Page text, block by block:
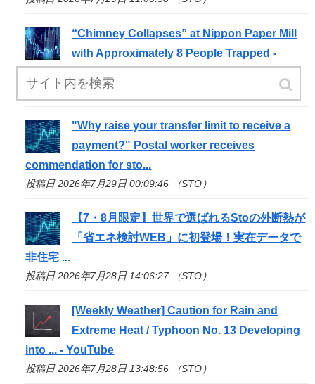
“Chimney Collapses” at Nippon Paper Mill
with Approximately 8 People Trapped -
投稿日 2026年7月29日 04:03:30 （STO）
"Why raise your transfer limit to receive a
payment?" Postal worker receives
commendation forsto...
投稿日 2026年7月29日 00:09:46 （STO）
【7・8月限定】世界で選ばれるStoの外断熱が
「省エネ検討WEB」に初登場！実在データで
非住宅 ...
投稿日 2026年7月28日 14:06:27 （STO）
[Weekly Weather] Caution for Rain and
Extreme Heat / Typhoon No. 13 Developing
into ... - YouTube
投稿日 2026年7月28日 13:48:56 （STO）